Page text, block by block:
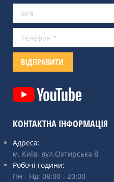
КОНТАКТНА ІНФОРМАЦІЯ
Адреса:
м. Київ, вул.Охтирська 8
Робочі години:
Пн - Нд: 08:00 - 20:00